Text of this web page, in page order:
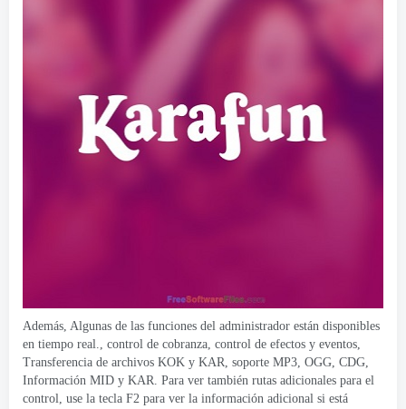
Además, Algunas de las funciones del administrador están disponibles
en tiempo real., control de cobranza, control de efectos y eventos,
Transferencia de archivos KOK y KAR, soporte MP3, OGG, CDG,
Información MID y KAR. Para ver también rutas adicionales para el
control, use la tecla F2 para ver la información adicional si está